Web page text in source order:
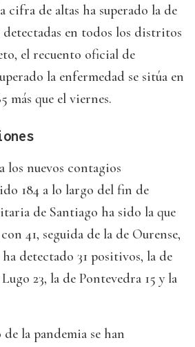
cifra de altas ha superado la de
detectadas en todos los distritos
el recuento oficial de
la enfermedad se sitúa en
más que el viernes.
los nuevos contagios
184 a lo largo del fin de
de Santiago ha sido la que
41, seguida de la de Ourense,
detectado 31 positivos, la de
23, la de Pontevedra 15 y la
la pandemia se han